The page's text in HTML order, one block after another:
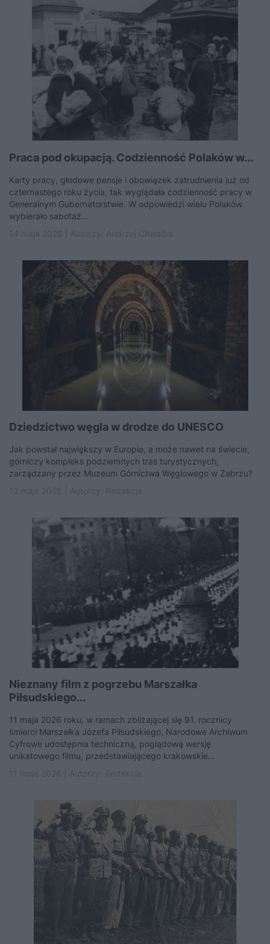
Praca pod okupacją. Codzienność Polaków w...
Karty pracy, głodowe pensje i obowiązek zatrudnienia już od
czternastego roku życia, tak wyglądała codzienność pracy w
Generalnym Gubernatorstwie. W odpowiedzi wielu Polaków
wybierało sabotaż...
Dziedzictwo węgla w drodze do UNESCO
Jak powstał największy w Europie, a może nawet na świecie,
górniczy kompleks podziemnych tras turystycznych,
zarządzany przez Muzeum Górnictwa Węglowego w Zabrzu?
Nieznany film z pogrzebu Marszałka
Piłsudskiego...
11 maja 2026 roku, w ramach zbliżającej się 91. rocznicy
śmierci Marszałka Józefa Piłsudskiego, Narodowe Archiwum
Cyfrowe udostępnia techniczną, poglądową wersję
unikatowego filmu, przedstawiającego krakowskie...